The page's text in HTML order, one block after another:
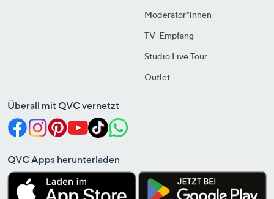
Moderator*innen
TV-Empfang
Studio Live Tour
Outlet
Überall mit QVC vernetzt
QVC Apps herunterladen